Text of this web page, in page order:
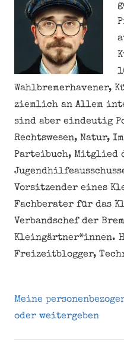
Wahlbremerhavener,
ziemlich an Allem
sind aber eindeutig
Rechtswesen, Natur,
Parteibuch, Mitglied
Vorsitzender eines
Fachberater für das
Verbandschef der
Kleingärtner*innen.
Freizeitblogger,
Meine
oder weitergeben